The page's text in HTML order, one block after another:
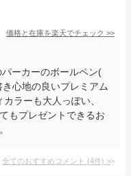
価格と在庫を楽天でチェック >>
ーカーのボールペン(
心地の良いプレミアム
ラーも大人っぽい、
もプレゼントできるお
全てのおすすめコメント (4件) >